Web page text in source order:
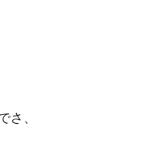
さ、